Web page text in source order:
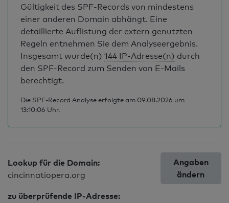
Gültigkeit des SPF-Records von mindestens
einer anderen Domain abhängt. Eine
detaillierte Auflistung der extern genutzten
Regeln entnehmen Sie dem Analyseergebnis.
Insgesamt wurde(n) 144 IP-Adresse(n) durch
den SPF-Record zum Senden von E-Mails
berechtigt.
Die SPF-Record Analyse erfolgte am 09.08.2026 um
13:10:06 Uhr.
Lookup für die Domain:
cincinnatiopera.org
zu überprüfende IP-Adresse:
Angaben
ändern